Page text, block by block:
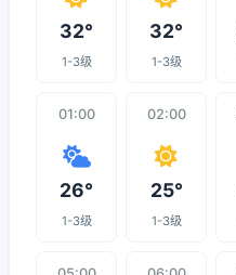
32°
1-3级
32°
1-3级
01:00
26°
1-3级
02:00
25°
1-3级